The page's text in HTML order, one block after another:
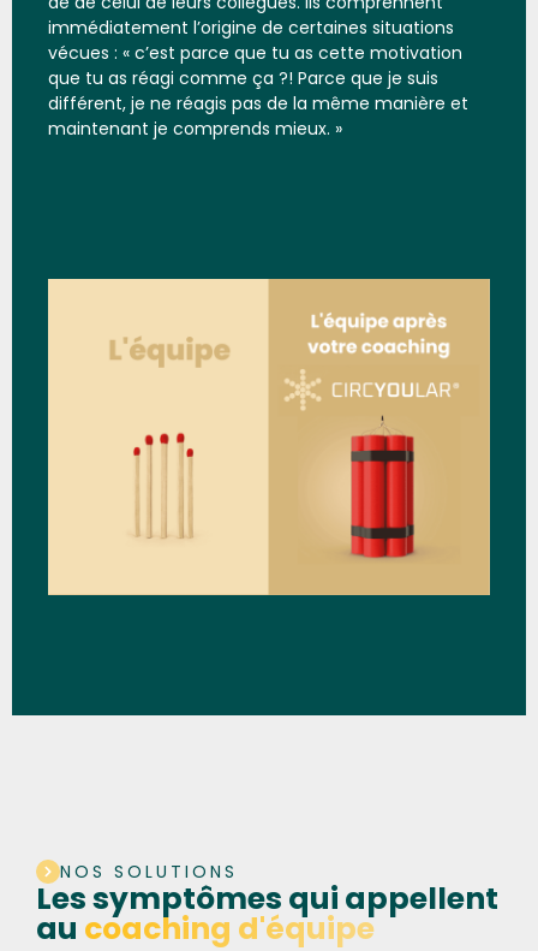
immédiatement l’origine de certaines situations
vécues : « c’est parce que tu as cette motivation
que tu as réagi comme ça ?! Parce que je suis
différent, je ne réagis pas de la même manière et
maintenant je comprends mieux. »
NOS SOLUTIONS
Les symptômes qui appellent
au coaching d'équipe